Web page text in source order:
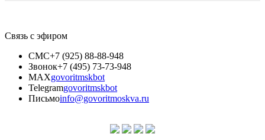
Связь с эфиром
СМС+7 (925) 88-88-948
Звонок+7 (495) 73-73-948
MAXgovoritmskbot
Telegramgovoritmskbot
Письмоinfo@govoritmoskva.ru